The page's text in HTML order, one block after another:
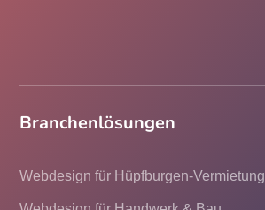
Branchenlösungen
Webdesign für Hüpfburgen-Vermietung